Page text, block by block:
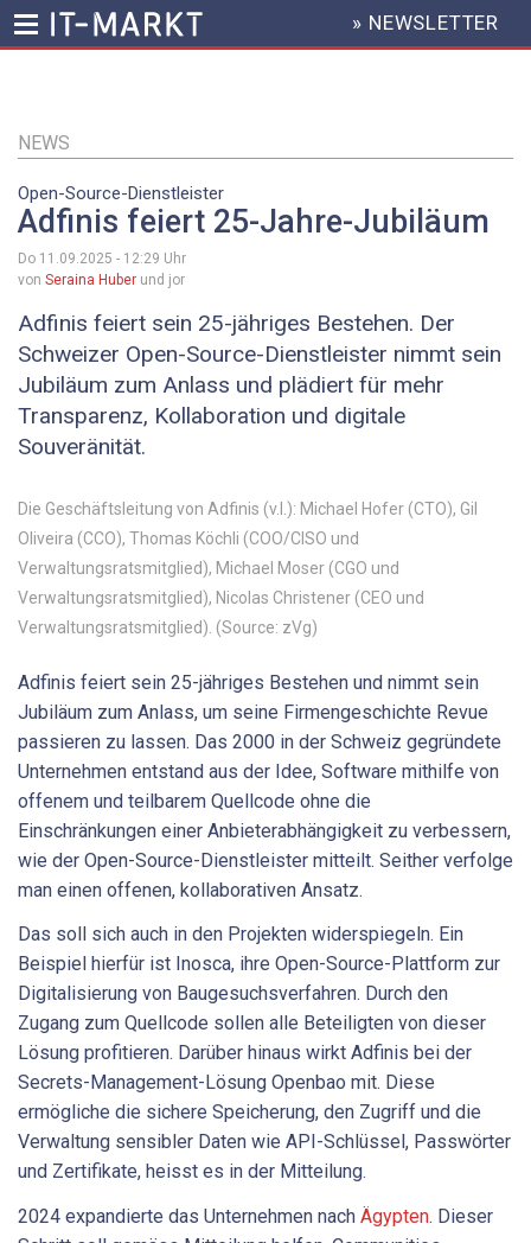
Inhalt
HEADER
MENU
» NEWSLETTER
NEWS
Open-Source-Dienstleister
Adfinis feiert 25-Jahre-Jubiläum
Do 11.09.2025 - 12:29 Uhr
von Seraina Huber und jor
Adfinis feiert sein 25-jähriges Bestehen. Der
Schweizer Open-Source-Dienstleister nimmt sein
Jubiläum zum Anlass und plädiert für mehr
Transparenz, Kollaboration und digitale
Souveränität.
Die Geschäftsleitung von Adfinis (v.l.): Michael Hofer (CTO), Gil
Oliveira (CCO), Thomas Köchli (COO/CISO und
Verwaltungsratsmitglied), Michael Moser (CGO und
Verwaltungsratsmitglied), Nicolas Christener (CEO und
Verwaltungsratsmitglied). (Source: zVg)
Adfinis feiert sein 25-jähriges Bestehen und nimmt sein
Jubiläum zum Anlass, um seine Firmengeschichte Revue
passieren zu lassen. Das 2000 in der Schweiz gegründete
Unternehmen entstand aus der Idee, Software mithilfe von
offenem und teilbarem Quellcode ohne die
Einschränkungen einer Anbieterabhängigkeit zu verbessern,
wie der Open-Source-Dienstleister mitteilt. Seither verfolge
man einen offenen, kollaborativen Ansatz.
Das soll sich auch in den Projekten widerspiegeln. Ein
Beispiel hierfür ist Inosca, ihre Open-Source-Plattform zur
Digitalisierung von Baugesuchsverfahren. Durch den
Zugang zum Quellcode sollen alle Beteiligten von dieser
Lösung profitieren. Darüber hinaus wirkt Adfinis bei der
Secrets-Management-Lösung Openbao mit. Diese
ermögliche die sichere Speicherung, den Zugriff und die
Verwaltung sensibler Daten wie API-Schlüssel, Passwörter
und Zertifikate, heisst es in der Mitteilung.
2024 expandierte das Unternehmen nach Ägypten. Dieser